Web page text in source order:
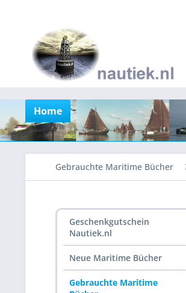
Home
Gebrauchte Maritime Bücher
Geschenkgutschein
Nautiek.nl
Neue Maritime Bücher
Gebrauchte Maritime